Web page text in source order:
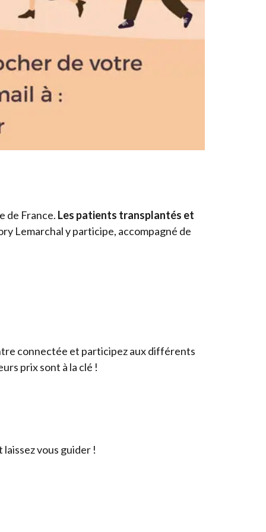
de France. Les patients transplantés et
Lemarchal y participe, accompagné de
connectée et participez aux différents
prix sont à la clé !
laissez vous guider !